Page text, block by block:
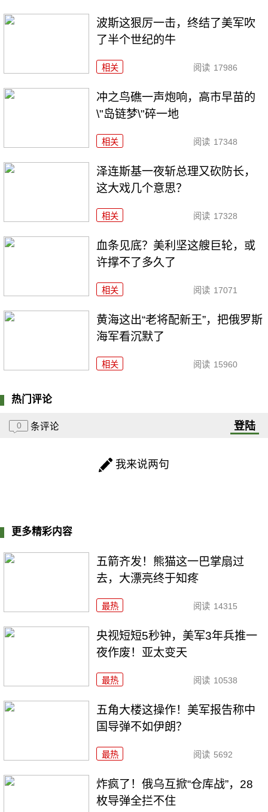
波斯这狠厉一击，终结了美军吹
了半个世纪的牛
相关 阅读 17986
冲之鸟礁一声炮响，高市早苗的
\"岛链梦\"碎一地
相关 阅读 17348
泽连斯基一夜斩总理又砍防长，
这大戏几个意思？
相关 阅读 17328
血条见底？美利坚这艘巨轮，或
许撑不了多久了
相关 阅读 17071
黄海这出“老将配新王”，把俄罗斯
海军看沉默了
相关 阅读 15960
热门评论
0 条评论 登陆
我来说两句
更多精彩内容
五箭齐发！熊猫这一巴掌扇过
去，大漂亮终于知疼
最热 阅读 14315
央视短短5秒钟，美军3年兵推一
夜作废！亚太变天
最热 阅读 10538
五角大楼这操作！美军报告称中
国导弹不如伊朗？
最热 阅读 5692
炸疯了！俄乌互掀“仓库战”，28
枚导弹全拦不住